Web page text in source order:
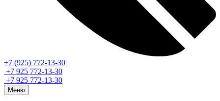
+7 (925) 772-13-30
+7 925 772-13-30
+7 925 772-13-30
Меню